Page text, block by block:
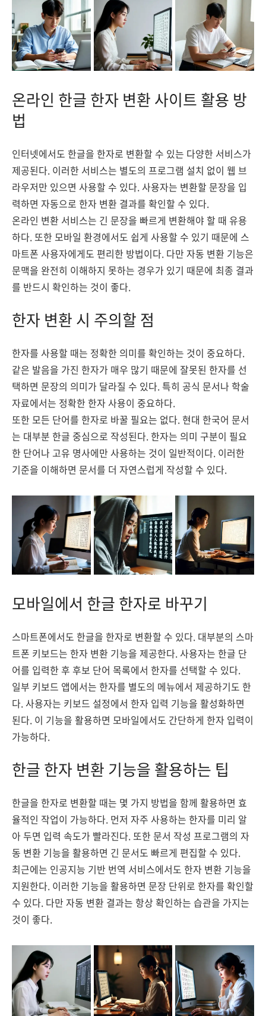
온라인 한글 한자 변환 사이트 활용 방
법
인터넷에서도 한글을 한자로 변환할 수 있는 다양한 서비스가
제공된다. 이러한 서비스는 별도의 프로그램 설치 없이 웹 브
라우저만 있으면 사용할 수 있다. 사용자는 변환할 문장을 입
력하면 자동으로 한자 변환 결과를 확인할 수 있다.
온라인 변환 서비스는 긴 문장을 빠르게 변환해야 할 때 유용
하다. 또한 모바일 환경에서도 쉽게 사용할 수 있기 때문에 스
마트폰 사용자에게도 편리한 방법이다. 다만 자동 변환 기능은
문맥을 완전히 이해하지 못하는 경우가 있기 때문에 최종 결과
를 반드시 확인하는 것이 좋다.
한자 변환 시 주의할 점
한자를 사용할 때는 정확한 의미를 확인하는 것이 중요하다.
같은 발음을 가진 한자가 매우 많기 때문에 잘못된 한자를 선
택하면 문장의 의미가 달라질 수 있다. 특히 공식 문서나 학술
자료에서는 정확한 한자 사용이 중요하다.
또한 모든 단어를 한자로 바꿀 필요는 없다. 현대 한국어 문서
는 대부분 한글 중심으로 작성된다. 한자는 의미 구분이 필요
한 단어나 고유 명사에만 사용하는 것이 일반적이다. 이러한
기준을 이해하면 문서를 더 자연스럽게 작성할 수 있다.
모바일에서 한글 한자로 바꾸기
스마트폰에서도 한글을 한자로 변환할 수 있다. 대부분의 스마
트폰 키보드는 한자 변환 기능을 제공한다. 사용자는 한글 단
어를 입력한 후 후보 단어 목록에서 한자를 선택할 수 있다.
일부 키보드 앱에서는 한자를 별도의 메뉴에서 제공하기도 한
다. 사용자는 키보드 설정에서 한자 입력 기능을 활성화하면
된다. 이 기능을 활용하면 모바일에서도 간단하게 한자 입력이
가능하다.
한글 한자 변환 기능을 활용하는 팁
한글을 한자로 변환할 때는 몇 가지 방법을 함께 활용하면 효
율적인 작업이 가능하다. 먼저 자주 사용하는 한자를 미리 알
아 두면 입력 속도가 빨라진다. 또한 문서 작성 프로그램의 자
동 변환 기능을 활용하면 긴 문서도 빠르게 편집할 수 있다.
최근에는 인공지능 기반 번역 서비스에서도 한자 변환 기능을
지원한다. 이러한 기능을 활용하면 문장 단위로 한자를 확인할
수 있다. 다만 자동 변환 결과는 항상 확인하는 습관을 가지는
것이 좋다.